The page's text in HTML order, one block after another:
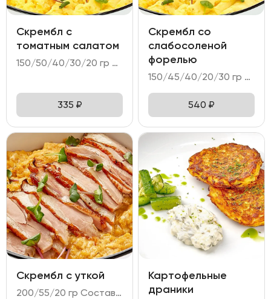
Скрембл с
томатным салатом
150/50/40/30/20 гр Состав: - яйцо куриное (3 шт); - салат томатный; - тартин пшеничный; - намазка сырная; - микс салата.
335 ₽
Скрембл со
слабосоленой
форелью
150/45/40/20/30 гр Состав: - яйцо куриное (3 шт); - форель слабосоленая; - тартин пшеничный; - микс салата; - намазка сырная.
540 ₽
Скрембл с уткой
200/55/20 гр Состав: - яйцо куриное (4 шт); - филе утки; - соус унаги.
Картофельные
драники